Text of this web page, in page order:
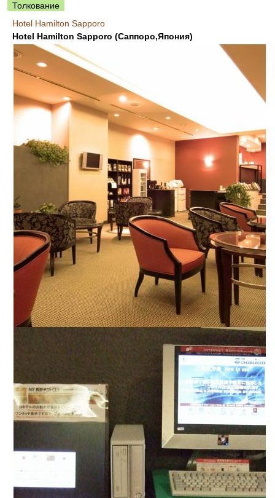
Толкование
Hotel Hamilton Sapporo
Hotel Hamilton Sapporo (Саппоро,Япония)